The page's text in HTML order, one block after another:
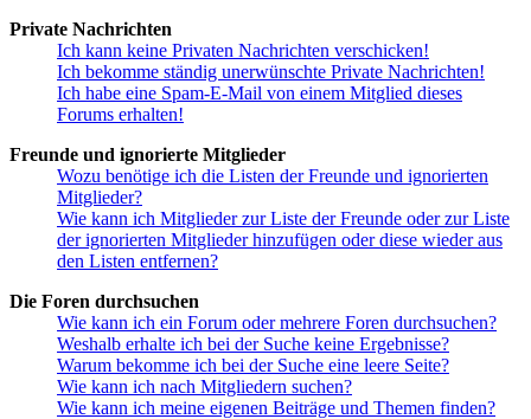
Private Nachrichten
Ich kann keine Privaten Nachrichten verschicken!
Ich bekomme ständig unerwünschte Private Nachrichten!
Ich habe eine Spam-E-Mail von einem Mitglied dieses
Forums erhalten!
Freunde und ignorierte Mitglieder
Wozu benötige ich die Listen der Freunde und ignorierten
Mitglieder?
Wie kann ich Mitglieder zur Liste der Freunde oder zur Liste
der ignorierten Mitglieder hinzufügen oder diese wieder aus
den Listen entfernen?
Die Foren durchsuchen
Wie kann ich ein Forum oder mehrere Foren durchsuchen?
Weshalb erhalte ich bei der Suche keine Ergebnisse?
Warum bekomme ich bei der Suche eine leere Seite?
Wie kann ich nach Mitgliedern suchen?
Wie kann ich meine eigenen Beiträge und Themen finden?